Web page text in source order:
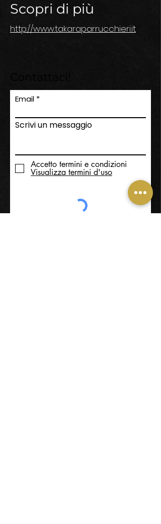
Scopri di più
http://www.takaraparrucchieri.it
Email
Scrivi un messaggio
Accetto termini e condizioni
Visualizza termini d'uso